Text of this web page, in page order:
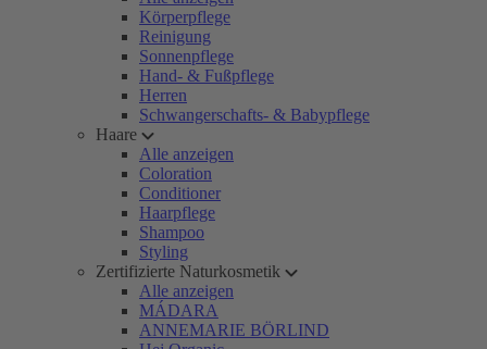
Körperpflege
Reinigung
Sonnenpflege
Hand- & Fußpflege
Herren
Schwangerschafts- & Babypflege
Haare
Alle anzeigen
Coloration
Conditioner
Haarpflege
Shampoo
Styling
Zertifizierte Naturkosmetik
Alle anzeigen
MÁDARA
ANNEMARIE BÖRLIND